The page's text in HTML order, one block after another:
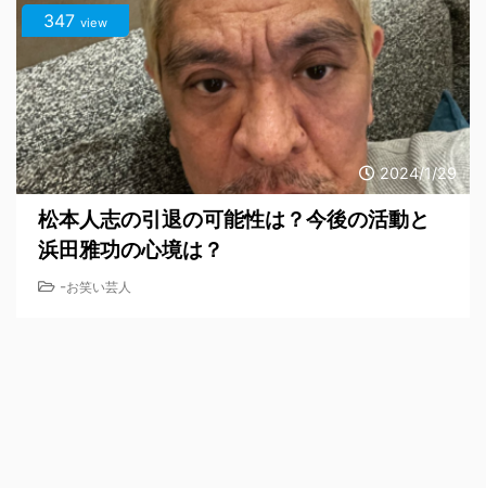
2024/1/29
347 view
松本人志の引退の可能性は？今後の活動と
浜田雅功の心境は？
-お笑い芸人